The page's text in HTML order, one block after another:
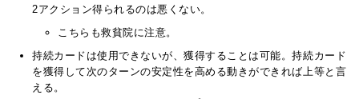
2アクション得られるのは悪くない。
こちらも救貧院に注意。
持続カードは使用できないが、獲得することは可能。持続カード
を獲得して次のターンの安定性を高める動きができれば上等と言
える。